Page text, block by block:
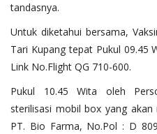
tandasnya.
Untuk diketahui bersama,
Tari Kupang tepat Pukul 09.45
Link No.Flight QG 710-600.
Pukul 10.45 Wita oleh
sterilisasi mobil box yang
PT. Bio Farma, No.Pol : D